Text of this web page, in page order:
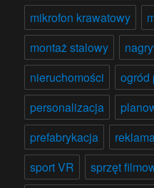
mikrofon krawatowy
montaż stalowy
nieruchomości
ogród
personalizacja
prefabrykacja
sport VR
sprzęt